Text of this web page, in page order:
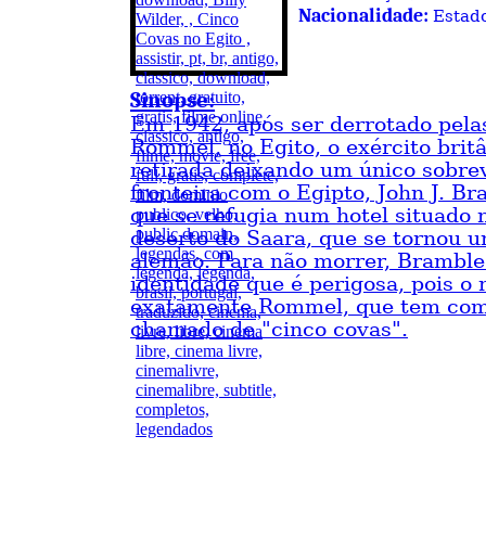
Nacionalidade:
Sinopse:
Em 1942, após ser derrotado
Rommel, no Egito, o exército
retirada deixando um único
fronteira com o Egipto, John J.
que se refugia num hotel situado
deserto do Saara, que se tornou
alemão. Para não morrer,
identidade que é perigosa, pois o
exatamente Rommel, que tem
chamado de "cinco covas".